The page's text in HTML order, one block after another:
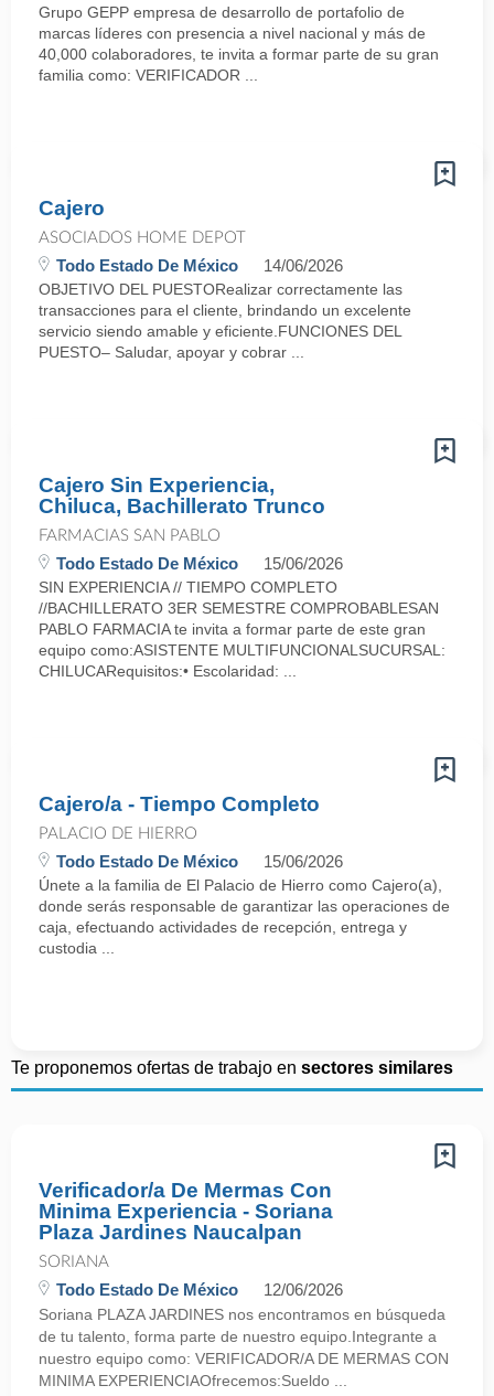
Grupo GEPP empresa de desarrollo de portafolio de
marcas líderes con presencia a nivel nacional y más de
40,000 colaboradores, te invita a formar parte de su gran
familia como: VERIFICADOR ...
Cajero
ASOCIADOS HOME DEPOT
Todo Estado De México 14/06/2026
OBJETIVO DEL PUESTORealizar correctamente las
transacciones para el cliente, brindando un excelente
servicio siendo amable y eficiente.FUNCIONES DEL
PUESTO– Saludar, apoyar y cobrar ...
Cajero Sin Experiencia,
Chiluca, Bachillerato Trunco
FARMACIAS SAN PABLO
Todo Estado De México 15/06/2026
SIN EXPERIENCIA // TIEMPO COMPLETO
//BACHILLERATO 3ER SEMESTRE COMPROBABLESAN
PABLO FARMACIA te invita a formar parte de este gran
equipo como:ASISTENTE MULTIFUNCIONALSUCURSAL:
CHILUCARequisitos:• Escolaridad: ...
Cajero/a - Tiempo Completo
PALACIO DE HIERRO
Todo Estado De México 15/06/2026
Únete a la familia de El Palacio de Hierro como Cajero(a),
donde serás responsable de garantizar las operaciones de
caja, efectuando actividades de recepción, entrega y
custodia ...
Te proponemos ofertas de trabajo en sectores similares
Verificador/a De Mermas Con
Minima Experiencia - Soriana
Plaza Jardines Naucalpan
SORIANA
Todo Estado De México 12/06/2026
Soriana PLAZA JARDINES nos encontramos en búsqueda
de tu talento, forma parte de nuestro equipo.Integrante a
nuestro equipo como: VERIFICADOR/A DE MERMAS CON
MINIMA EXPERIENCIAOfrecemos:Sueldo ...